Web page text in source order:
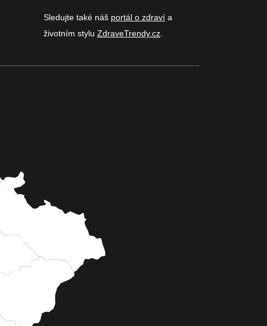
Sledujte také náš portál o zdraví a
životním stylu ZdraveTrendy.cz